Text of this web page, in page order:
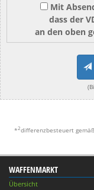
Mit
dass der
an den oben
*2differenzbesteuert
WAFFENMARKT
Übersicht